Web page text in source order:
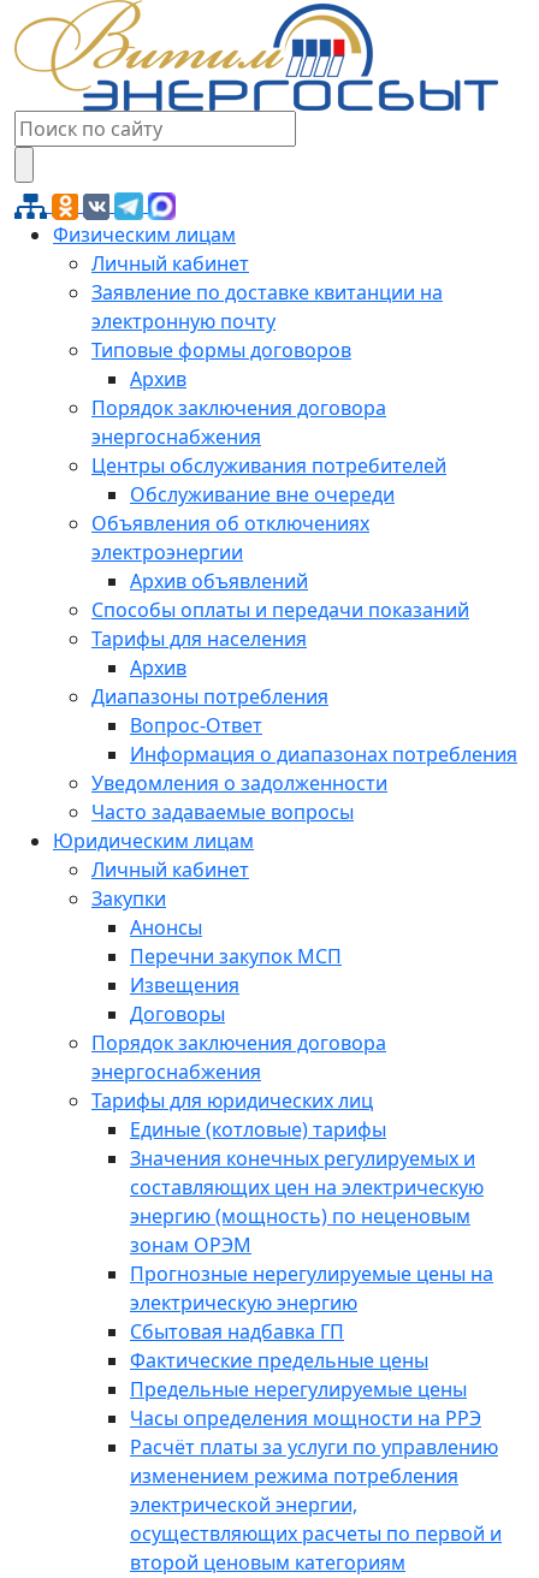
Физическим лицам
Личный кабинет
Заявление по доставке квитанции на
электронную почту
Типовые формы договоров
Архив
Порядок заключения договора
энергоснабжения
Центры обслуживания потребителей
Обслуживание вне очереди
Объявления об отключениях
электроэнергии
Архив объявлений
Способы оплаты и передачи показаний
Тарифы для населения
Архив
Диапазоны потребления
Вопрос-Ответ
Информация о диапазонах потребления
Уведомления о задолженности
Часто задаваемые вопросы
Юридическим лицам
Личный кабинет
Закупки
Анонсы
Перечни закупок МСП
Извещения
Договоры
Порядок заключения договора
энергоснабжения
Тарифы для юридических лиц
Единые (котловые) тарифы
Значения конечных регулируемых и
составляющих цен на электрическую
энергию (мощность) по неценовым
зонам ОРЭМ
Прогнозные нерегулируемые цены на
электрическую энергию
Сбытовая надбавка ГП
Фактические предельные цены
Предельные нерегулируемые цены
Часы определения мощности на РРЭ
Расчёт платы за услуги по управлению
изменением режима потребления
электрической энергии,
осуществляющих расчеты по первой и
второй ценовым категориям